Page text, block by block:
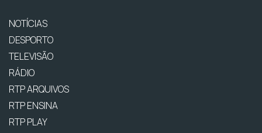
NOTÍCIAS
DESPORTO
TELEVISÃO
RÁDIO
RTP ARQUIVOS
RTP ENSINA
RTP PLAY